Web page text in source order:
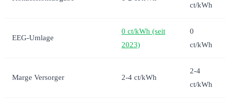
ct/kWh
EEG-Umlage
0 ct/kWh (seit
2023)
0
ct/kWh
Marge Versorger 2-4 ct/kWh
2-4
ct/kWh